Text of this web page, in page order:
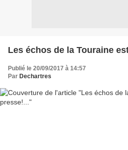
Les échos de la Touraine
Publié le 20/09/2017 à 14:57
Par Dechartres